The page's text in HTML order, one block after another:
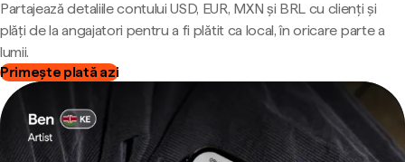
Partajează detaliile contului USD, EUR, MXN și BRL cu clienți și
plăți de la angajatori pentru a fi plătit ca local, în oricare parte a
lumii.
Primește plată azi